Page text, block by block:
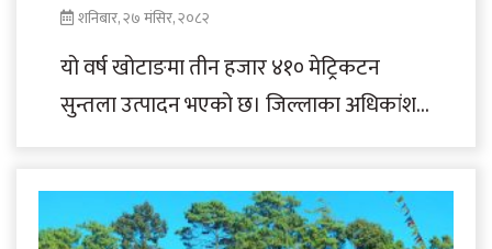
शनिबार, २७ मंसिर, २०८२
यो वर्ष खोटाङमा तीन हजार ४१० मेट्रिकटन
सुन्तला उत्पादन भएको छ। जिल्लाका अधिकांश